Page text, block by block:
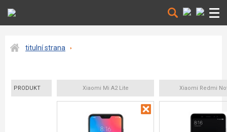
titulní strana
PRODUKT Xiaomi Mi A2 Lite Xiaomi Redmi